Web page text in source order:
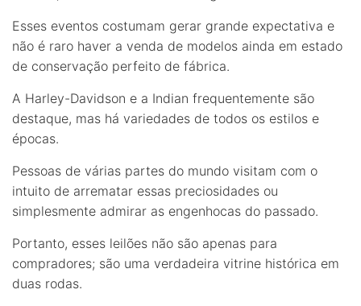
Esses eventos costumam gerar grande expectativa e
não é raro haver a venda de modelos ainda em estado
de conservação perfeito de fábrica.
A Harley-Davidson e a Indian frequentemente são
destaque, mas há variedades de todos os estilos e
épocas.
Pessoas de várias partes do mundo visitam com o
intuito de arrematar essas preciosidades ou
simplesmente admirar as engenhocas do passado.
Portanto, esses leilões não são apenas para
compradores; são uma verdadeira vitrine histórica em
duas rodas.